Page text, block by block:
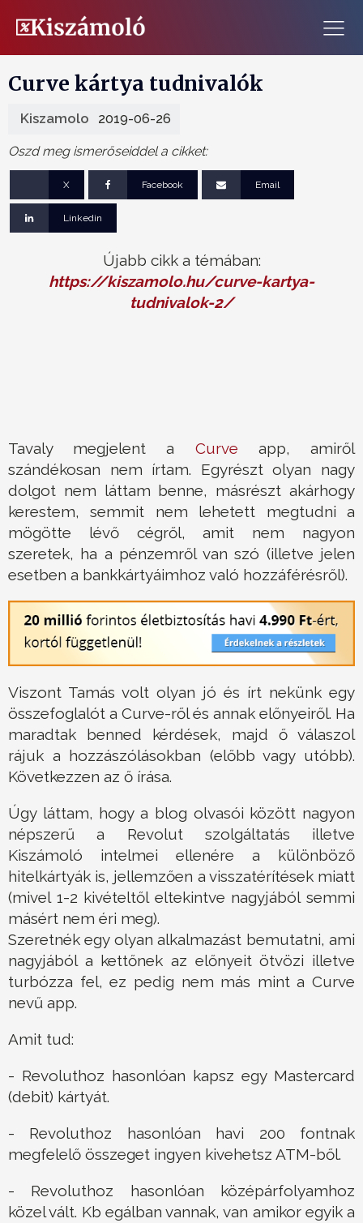
Curve kártya tudnivalók
Kiszamolo 2019-06-26
Oszd meg ismerőseiddel a cikket:
X Facebook Email
Linkedin
Újabb cikk a témában:
https://kiszamolo.hu/curve-kartya-
tudnivalok-2/
Tavaly megjelent a Curve app, amiről
szándékosan nem írtam. Egyrészt olyan nagy
dolgot nem láttam benne, másrészt akárhogy
kerestem, semmit nem lehetett megtudni a
mögötte lévő cégről, amit nem nagyon
szeretek, ha a pénzemről van szó (illetve jelen
esetben a bankkártyáimhoz való hozzáférésről).
Viszont Tamás volt olyan jó és írt nekünk egy
összefoglalót a Curve-ről és annak előnyeiről. Ha
maradtak benned kérdések, majd ő válaszol
rájuk a hozzászólásokban (előbb vagy utóbb).
Következzen az ő írása.
Úgy láttam, hogy a blog olvasói között nagyon
népszerű a Revolut szolgáltatás illetve
Kiszámoló intelmei ellenére a különböző
hitelkártyák is, jellemzően a visszatérítések miatt
(mivel 1-2 kivételtől eltekintve nagyjából semmi
másért nem éri meg).
Szeretnék egy olyan alkalmazást bemutatni, ami
nagyjából a kettőnek az előnyeit ötvözi illetve
turbózza fel, ez pedig nem más mint a Curve
nevű app.
Amit tud:
- Revoluthoz hasonlóan kapsz egy Mastercard
(debit) kártyát.
- Revoluthoz hasonlóan havi 200 fontnak
megfelelő összeget ingyen kivehetsz ATM-ből.
- Revoluthoz hasonlóan középárfolyamhoz
közel vált. Kb egálban vannak, van amikor egyik a